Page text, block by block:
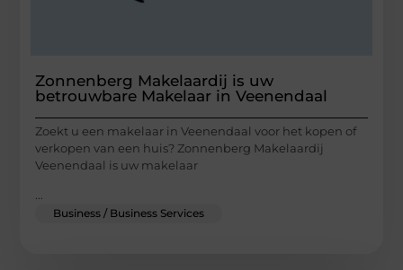
Zonnenberg Makelaardij is uw
betrouwbare Makelaar in Veenendaal
Zoekt u een makelaar in Veenendaal voor het kopen of
verkopen van een huis? Zonnenberg Makelaardij
Veenendaal is uw makelaar
...
Business / Business Services